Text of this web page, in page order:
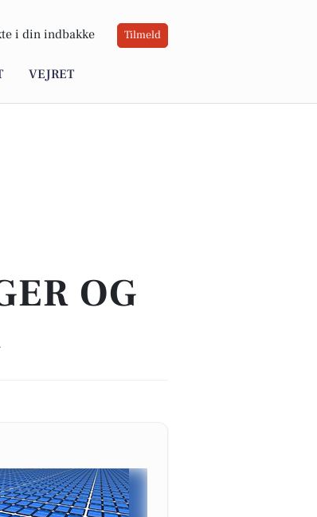
i din indbakke Tilmeld
VEJRET
OG